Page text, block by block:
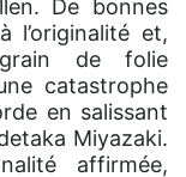
De bonnes
l’originalité et,
de folie
catastrophe
en salissant
Miyazaki.
affirmée,